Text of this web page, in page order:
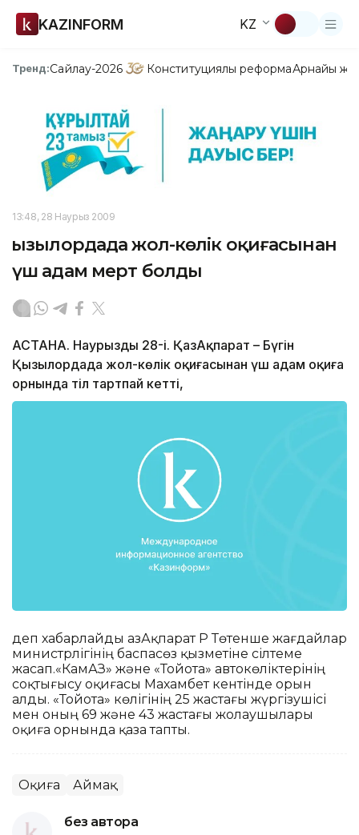
KAZINFORM KZ
Тренд:Сайлау-2026 Конституциялық реформаАрнайы
13:48, 28 Наурыз 2009
Қызылордада жол-көлік оқиғасынан
үш адам мерт болды
АСТАНА. Наурыздың 28-і. ҚазАқпарат – Бүгін
Қызылордада жол-көлік оқиғасынан үш адам оқиға
орнында тіл тартпай кетті,
деп хабарлайды ҚазАқпарат ҚР Төтенше жағдайлар
министрлігінің баспасөз қызметіне сілтеме
жасап.«КамАЗ» және «Тойота» автокөліктерінің
соқтығысу оқиғасы Махамбет кентінде орын
алды. «Тойота» көлігінің 25 жастағы жүргізушісі
мен оның 69 және 43 жастағы жолаушылары
оқиға орнында қаза тапты.
Оқиға Аймақ
без автора